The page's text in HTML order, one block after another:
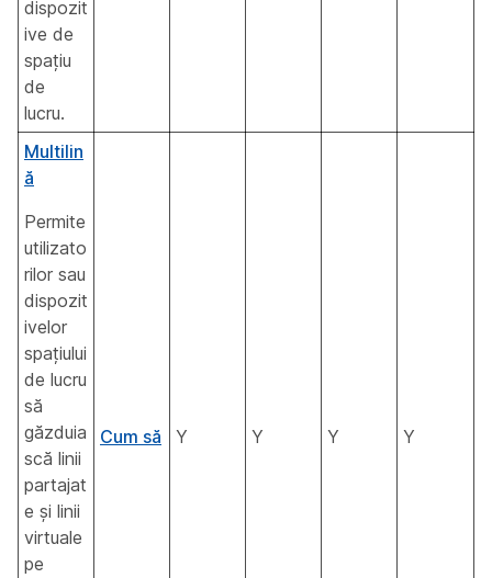
dispozit
ive de
spațiu
de
lucru.
Multilin
ă
Permite
utilizato
rilor sau
dispozit
ivelor
spațiului
de lucru
să
găzduia
scă linii
partajat
e și linii
virtuale
pe
Cum să Y Y Y Y